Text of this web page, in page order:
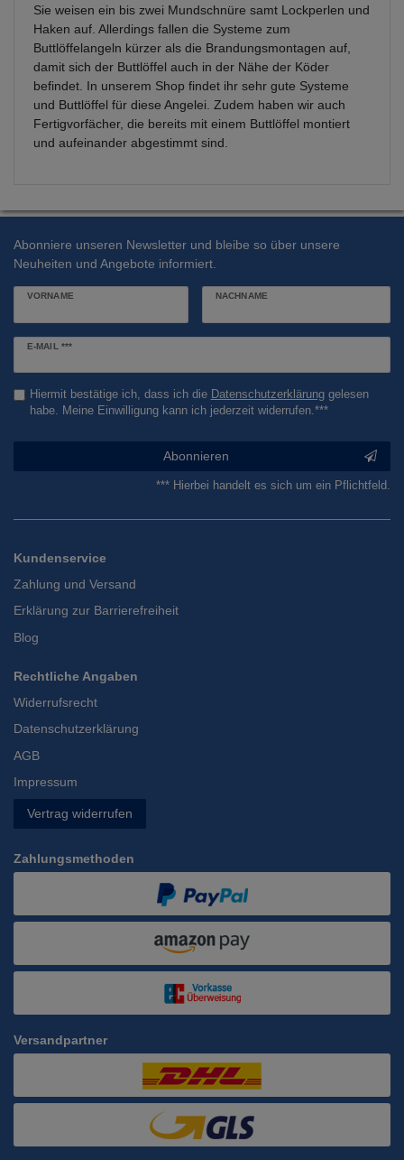
Sie weisen ein bis zwei Mundschnüre samt Lockperlen und
Haken auf. Allerdings fallen die Systeme zum
Buttlöffelangeln kürzer als die Brandungsmontagen auf,
damit sich der Buttlöffel auch in der Nähe der Köder
befindet. In unserem Shop findet ihr sehr gute Systeme
und Buttlöffel für diese Angelei. Zudem haben wir auch
Fertigvorfächer, die bereits mit einem Buttlöffel montiert
und aufeinander abgestimmt sind.
Abonniere unseren Newsletter und bleibe so über unsere
Neuheiten und Angebote informiert.
VORNAME NACHNAME
E-MAIL ***
Newsletter
Hiermit bestätige ich, dass ich die Daten­schutz­erklärunggelesen
habe. Meine Einwilligung kann ich jederzeit widerrufen.***
Abonnieren
*** Hierbei handelt es sich um ein Pflichtfeld.
Kundenservice
Zahlung und Versand
Erklärung zur Barrierefreiheit
Blog
Rechtliche Angaben
Widerrufsrecht
Datenschutzerklärung
AGB
Impressum
Vertrag widerrufen
Zahlungsmethoden
Versandpartner